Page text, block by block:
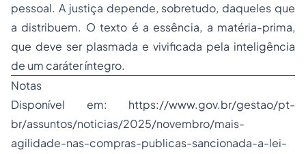
pessoal. A justiça depende, sobretudo, daqueles que
a distribuem. O texto é a essência, a matéria-prima,
que deve ser plasmada e vivificada pela inteligência
de um caráter íntegro.
Notas
Disponível em: https://www.gov.br/gestao/pt-
br/assuntos/noticias/2025/novembro/mais-
agilidade-nas-compras-publicas-sancionada-a-lei-